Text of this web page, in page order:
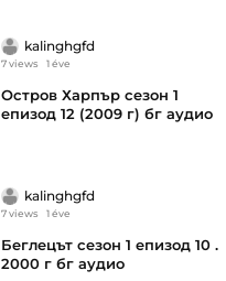
kalinghgfd
7 views 1 éve
Остров Харпър сезон 1
епизод 12 (2009 г) бг аудио
kalinghgfd
7 views 1 éve
Беглецът сезон 1 епизод 10 .
2000 г бг аудио